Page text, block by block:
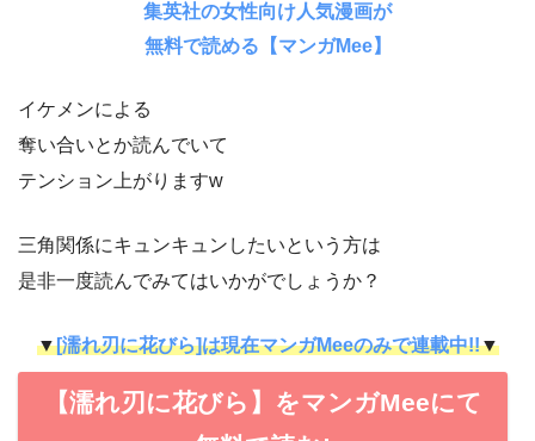
集英社の女性向け人気漫画が
無料で読める【マンガMee】
イケメンによる
奪い合いとか読んでいて
テンション上がりますw
三角関係にキュンキュンしたいという方は
是非一度読んでみてはいかがでしょうか？
▼[濡れ刃に花びら]は現在マンガMeeのみで連載中!!▼
【濡れ刃に花びら】をマンガMeeにて